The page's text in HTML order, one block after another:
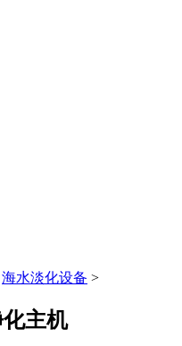
海水淡化设备 >
主机